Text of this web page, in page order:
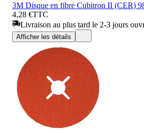
3M Disque en fibre Cubitron II (CER)
4,28 €TTC
Livraison au plus tard le 2-3 jours
Afficher les détails